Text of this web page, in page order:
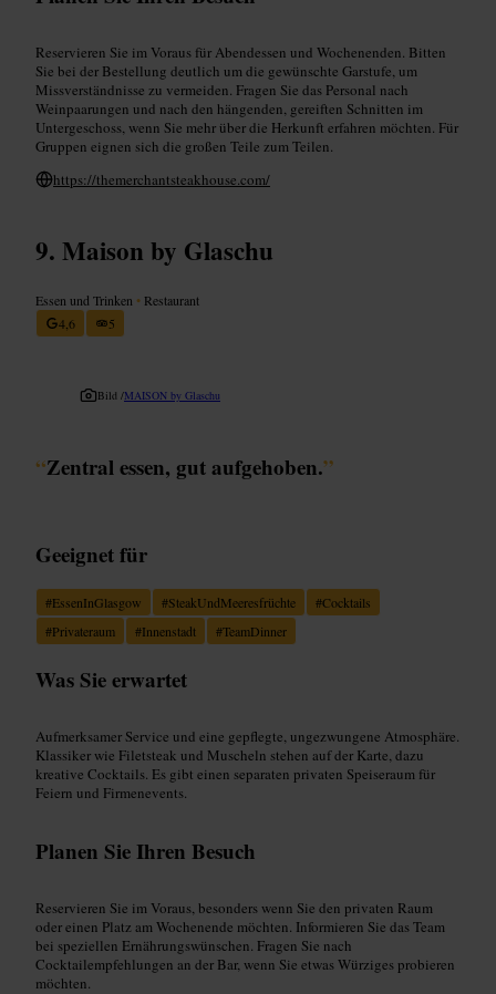
Reservieren Sie im Voraus für Abendessen und Wochenenden. Bitten
Sie bei der Bestellung deutlich um die gewünschte Garstufe, um
Missverständnisse zu vermeiden. Fragen Sie das Personal nach
Weinpaarungen und nach den hängenden, gereiften Schnitten im
Untergeschoss, wenn Sie mehr über die Herkunft erfahren möchten. Für
Gruppen eignen sich die großen Teile zum Teilen.
https://themerchantsteakhouse.com/
Maison by Glaschu
Essen und Trinken • Restaurant
4,6
5
Bild /MAISON by Glaschu
“Zentral essen, gut aufgehoben.”
Geeignet für
#EssenInGlasgow #SteakUndMeeresfrüchte #Cocktails
#Privateraum #Innenstadt #TeamDinner
Was Sie erwartet
Aufmerksamer Service und eine gepflegte, ungezwungene Atmosphäre.
Klassiker wie Filetsteak und Muscheln stehen auf der Karte, dazu
kreative Cocktails. Es gibt einen separaten privaten Speiseraum für
Feiern und Firmenevents.
Planen Sie Ihren Besuch
Reservieren Sie im Voraus, besonders wenn Sie den privaten Raum
oder einen Platz am Wochenende möchten. Informieren Sie das Team
bei speziellen Ernährungswünschen. Fragen Sie nach
Cocktailempfehlungen an der Bar, wenn Sie etwas Würziges probieren
möchten.